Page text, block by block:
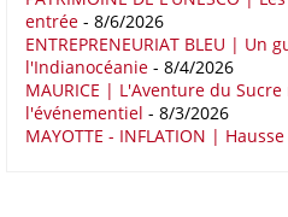
16/05/26 COMMERCE CHINE -
Le déficit commercial de l’Afrique
% au cours des quatre premiers
même période de 2025 pour
entrée - 8/6/2026
ENTREPRENEURIAT BLEU | Un
l'Indianocéanie - 8/4/2026
MAURICE | L'Aventure du
l'événementiel - 8/3/2026
MAYOTTE - INFLATION |